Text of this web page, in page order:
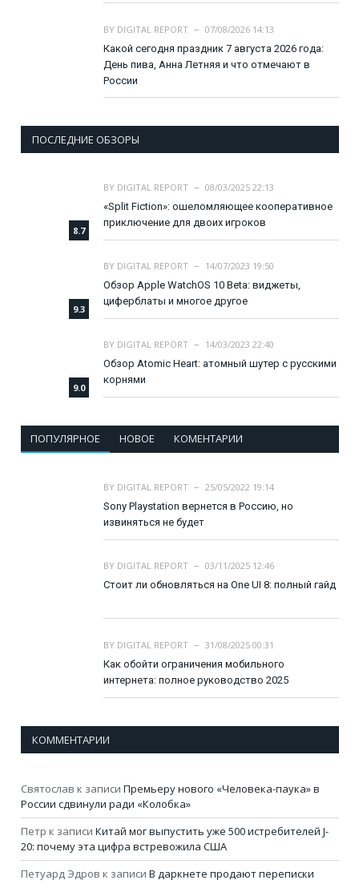
BY DIGITAL REPORT
07/08/2026 14:13
Какой сегодня праздник 7 августа 2026 года:
День пива, Анна Летняя и что отмечают в
России
ПОСЛЕДНИЕ ОБЗОРЫ
8.7
BY DIGITAL REPORT
08/03/2025 22:13
«Split Fiction»: ошеломляющее кооперативное
приключение для двоих игроков
9.3
BY DIGITAL REPORT
14/07/2023 19:50
Обзор Apple WatchOS 10 Beta: виджеты,
циферблаты и многое другое
9.0
BY DIGITAL REPORT
14/03/2023 22:40
Обзор Atomic Heart: атомный шутер с русскими
корнями
ПОПУЛЯРНОЕ НОВОЕ КОМЕНТАРИИ
BY DIGITAL REPORT
25/05/2022 19:14
Sony Playstation вернется в Россию, но
извиняться не будет
BY DIGITAL REPORT
03/11/2025 12:46
Стоит ли обновляться на One UI 8: полный гайд
BY DIGITAL REPORT
31/08/2025 00:31
Как обойти ограничения мобильного
интернета: полное руководство 2025
КОММЕНТАРИИ
Святослав к записи Премьеру нового «Человека-паука» в
России сдвинули ради «Колобка»
Петр к записи Китай мог выпустить уже 500 истребителей J-
20: почему эта цифра встревожила США
Петуард Эдров к записи В даркнете продают переписки